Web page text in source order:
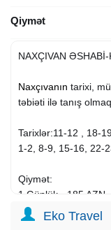
Qiymət
NAXÇIVAN
Naxçıvanın tarixi,
təbiəti ilə tanış
Tarixlər:11-12 , 18-
1-2, 8-9, 15-16, 22-
Qiymət:
1 Günlük - 185 AZN
2Günlük - 285 AZN
Eko Travel